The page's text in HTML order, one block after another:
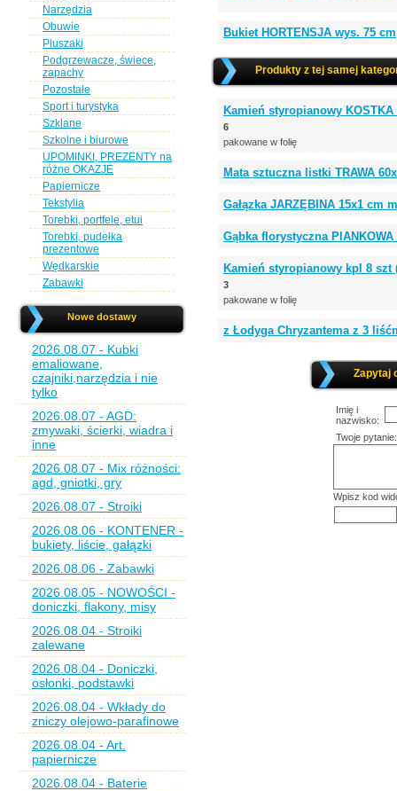
Narzędzia
Obuwie
Pluszaki
Podgrzewacze, świece,
zapachy
Pozostałe
Sport i turystyka
Szklane
Szkolne i biurowe
UPOMINKI, PREZENTY na
różne OKAZJE
Papiernicze
Tekstylia
Torebki, portfele, etui
Torebki, pudełka
prezentowe
Wędkarskie
Zabawki
Nowe dostawy
2026.08.07 - Kubki
emaliowane,
czajniki,narzędzia i nie
tylko
2026.08.07 - AGD:
zmywaki, ścierki, wiadra i
inne
2026.08.07 - Mix różności:
agd, gniotki, gry
2026.08.07 - Stroiki
2026.08.06 - KONTENER -
bukiety, liście, gałązki
2026.08.06 - Zabawki
2026.08.05 - NOWOŚCI -
doniczki, flakony, misy
2026.08.04 - Stroiki
zalewane
2026.08.04 - Doniczki,
osłonki, podstawki
2026.08.04 - Wkłady do
zniczy olejowo-parafinowe
2026.08.04 - Art.
papiernicze
2026.08.04 - Baterie
Bukiet HORTENSJA wys. 75
Produkty z tej samej
Kamień styropianowy
6
pakowane w folię
Mata sztuczna listki TRAWA
Gałązka JARZĘBINA 15x1 cm
Gąbka florystyczna PIANKOWA
Kamień styropianowy kpl 8 szt
3
pakowane w folię
z Łodyga Chryzantema z 3
Zapytaj
Imię i
nazwisko:
Twoje pytanie:
Wpisz kod